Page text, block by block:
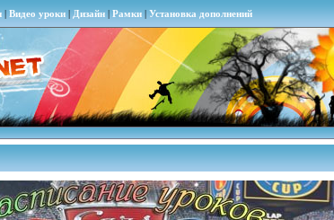
| Видео уроки| Дизайн| Рамки| Установка дополнений